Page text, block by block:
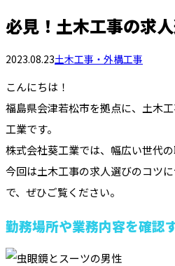
必見！土木工事の求
2023.08.23土木工事・外構工事
こんにちは！
福島県会津若松市を拠点に、土木
工業です。
株式会社葵工業では、幅広い世代の
今回は土木工事の求人選びのコツ
で、ぜひご覧ください。
勤務場所や業務内容を確認